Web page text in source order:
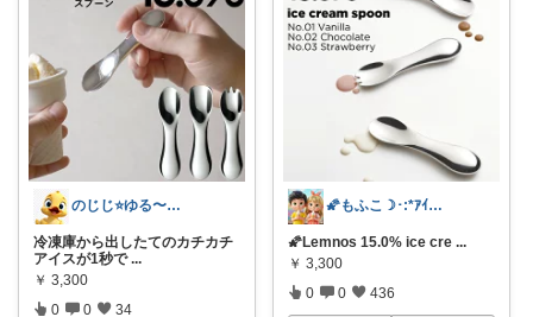
のじじ⭐️ゆる〜くのんびり便利✨🌈生活
冷凍庫から出したてのカチカチ
アイスが1秒で ...
￥ 3,300
0 0 34
🌠もふこ☽･:*ｱｲｺﾝ変更しました♪
🌠Lemnos 15.0% ice cre ...
￥ 3,300
0 0 436